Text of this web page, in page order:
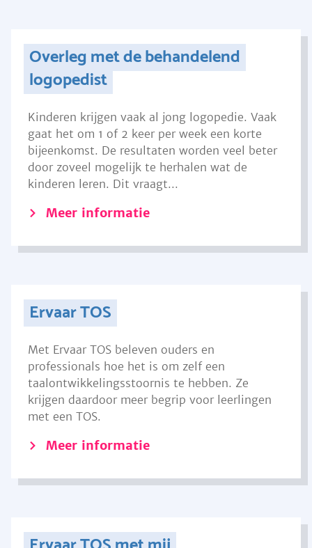
Overleg met de behandelend
logopedist
Kinderen krijgen vaak al jong logopedie. Vaak
gaat het om 1 of 2 keer per week een korte
bijeenkomst. De resultaten worden veel beter
door zoveel mogelijk te herhalen wat de
kinderen leren. Dit vraagt...
Meer informatie
Ervaar TOS
Met Ervaar TOS beleven ouders en
professionals hoe het is om zelf een
taalontwikkelingsstoornis te hebben. Ze
krijgen daardoor meer begrip voor leerlingen
met een TOS.
Meer informatie